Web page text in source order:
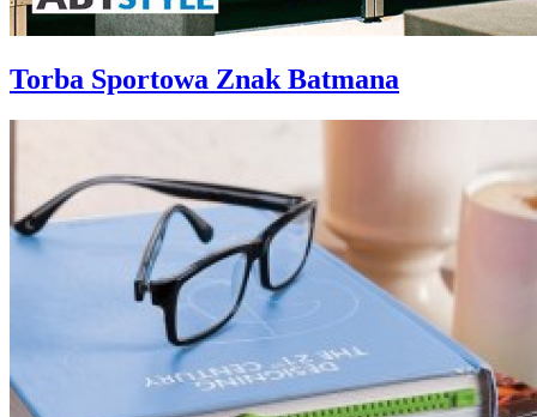
Torba Sportowa Znak Batmana